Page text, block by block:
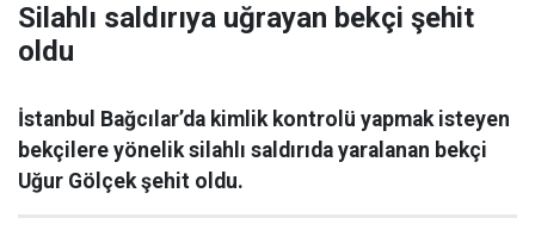
Silahlı saldırıya uğrayan bekçi şehit
oldu
İstanbul Bağcılar’da kimlik kontrolü yapmak isteyen
bekçilere yönelik silahlı saldırıda yaralanan bekçi
Uğur Gölçek şehit oldu.